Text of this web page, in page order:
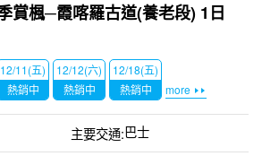
賞楓─霞喀羅古道(養老段) 1日
12/11(五)
熱銷中
12/12(六)
熱銷中
12/18(五)
熱銷中
more
巴士